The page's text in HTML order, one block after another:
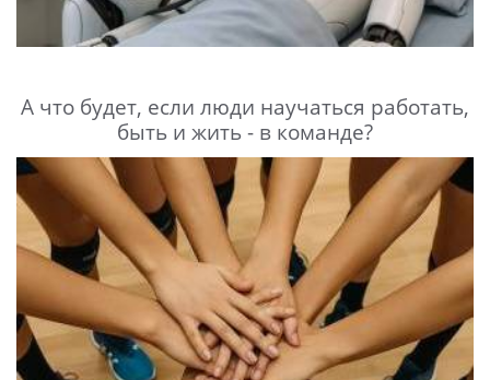
А что будет, если люди научаться работать,
быть и жить - в команде?